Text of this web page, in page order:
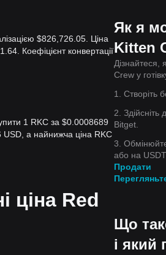
$826,726.05. Ціна
Коефіцієнт конвертації
1 RKC за $0.0008689
а найнижча ціна RKC
ціна Red
Як я
Kitten
Дізнайтеся,
Crew у
1. Створіть
2.
Bitget.
3.
або на
Продати
Що
і який